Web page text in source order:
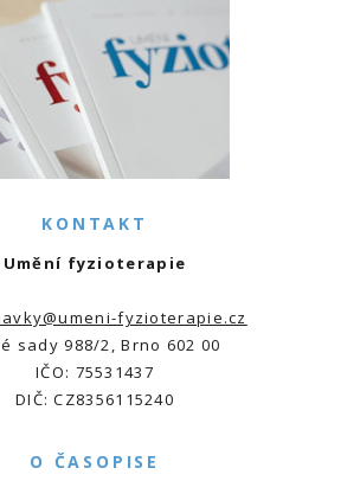
KONTAKT
Umění fyzioterapie
fyzioterapie.cz
sady 988/2, Brno 602 00
IČO: 75531437
DIČ: CZ8356115240
O ČASOPISE